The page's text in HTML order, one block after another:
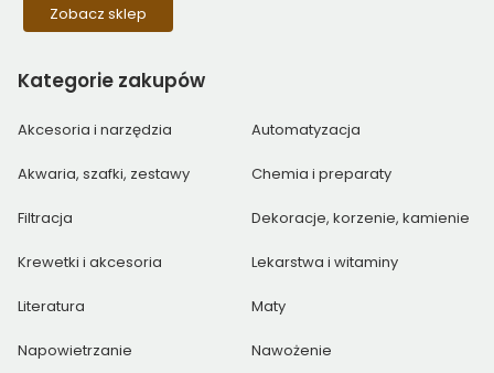
Zobacz sklep
Kategorie zakupów
Akcesoria i narzędzia Automatyzacja
Akwaria, szafki, zestawy Chemia i preparaty
Filtracja Dekoracje, korzenie, kamienie
Krewetki i akcesoria Lekarstwa i witaminy
Literatura Maty
Napowietrzanie Nawożenie